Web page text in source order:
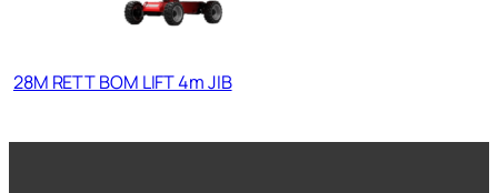
28M RETT BOM LIFT 4m JIB